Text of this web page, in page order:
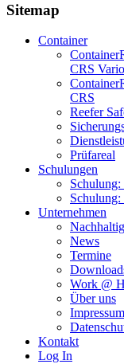
Sitemap
Container
CRS Vario
CRS
Reefer
Prüfareal
Schulungen
Unternehmen
News
Termine
Work @
Über uns
Impressum
Kontakt
Log In